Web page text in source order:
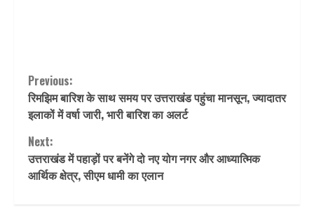
Continue
Reading
Previous:
रिमझिम बारिश के साथ समय पर उत्तराखंड पहुंचा मानसून, ज्यादातर
इलाकों में वर्षा जारी, भारी बारिश का अलर्ट
Next:
उत्तराखंड में पहाड़ों पर बनेंगे दो नए योग नगर और आध्यात्मिक
आर्थिक क्षेत्र, सीएम धामी का एलान